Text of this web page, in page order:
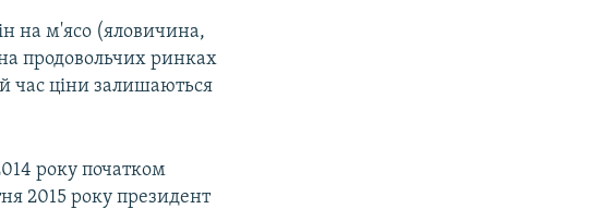
на м'ясо (яловичина,
продовольчих ринках
час ціни залишаються
року початком
2015 року президент